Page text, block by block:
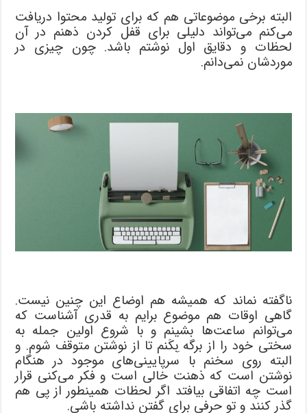
البته برخی موضوعاتی هم که برای تولید محتوا دریافت
می‌کنم می‌تواند دلیلی برای قفل کردن ذهنم در آن
لحظات و دقایق اول نوشتم باشد. چون چیزی در
موردشان نمی‌دانم.
ناگفته نماند که همیشه‌ هم اوضاع این چنین نیست.
گاهی اوقات هم موضوع برایم به قدری آشناست که
می‌توانم ساعت‌ها بشینم و با شروع اولین جمله به
سختی خود را از برگه ِبکَنم تا از نوشتن متوقف شوم. و
البته روی سخنم با سرپایینی‌های موجود در هنگام
نوشتن است که ذهنت خالی است و فکر می‌کنی قرار
است چه اتفاقی بیافتد اگر لحظات همینطور از پی هم
گذر کنند و تو حرفی برای گفتن نداشته باشی.